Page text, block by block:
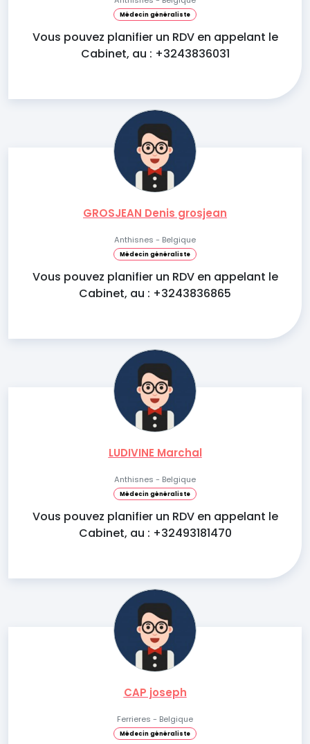
Médecin généraliste
Vous pouvez planifier un RDV en appelant le
Cabinet, au : +3243836031
GROSJEAN Denis grosjean
Anthisnes - Belgique
Médecin généraliste
Vous pouvez planifier un RDV en appelant le
Cabinet, au : +3243836865
LUDIVINE Marchal
Anthisnes - Belgique
Médecin généraliste
Vous pouvez planifier un RDV en appelant le
Cabinet, au : +32493181470
CAP joseph
Ferrieres - Belgique
Médecin généraliste